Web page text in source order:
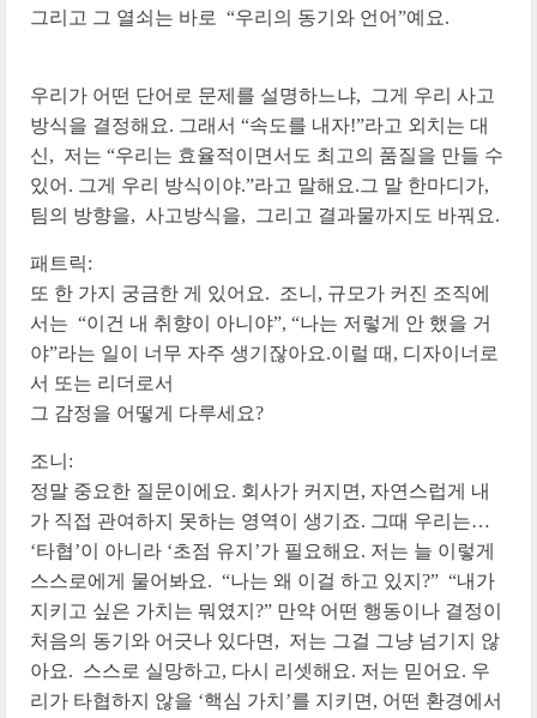
그리고 그 열쇠는 바로 “우리의 동기와 언어”예요.
우리가 어떤 단어로 문제를 설명하느냐, 그게 우리 사고
방식을 결정해요. 그래서 “속도를 내자!”라고 외치는 대
신, 저는 “우리는 효율적이면서도 최고의 품질을 만들 수
있어. 그게 우리 방식이야.”라고 말해요.그 말 한마디가,
팀의 방향을, 사고방식을, 그리고 결과물까지도 바꿔요.
패트릭:
또 한 가지 궁금한 게 있어요. 조니, 규모가 커진 조직에
서는 “이건 내 취향이 아니야”, “나는 저렇게 안 했을 거
야”라는 일이 너무 자주 생기잖아요.이럴 때, 디자이너로
서 또는 리더로서
그 감정을 어떻게 다루세요?
조니:
정말 중요한 질문이에요. 회사가 커지면, 자연스럽게 내
가 직접 관여하지 못하는 영역이 생기죠. 그때 우리는…
‘타협’이 아니라 ‘초점 유지’가 필요해요. 저는 늘 이렇게
스스로에게 물어봐요. “나는 왜 이걸 하고 있지?” “내가
지키고 싶은 가치는 뭐였지?” 만약 어떤 행동이나 결정이
처음의 동기와 어긋나 있다면, 저는 그걸 그냥 넘기지 않
아요. 스스로 실망하고, 다시 리셋해요. 저는 믿어요. 우
리가 타협하지 않을 ‘핵심 가치’를 지키면, 어떤 환경에서